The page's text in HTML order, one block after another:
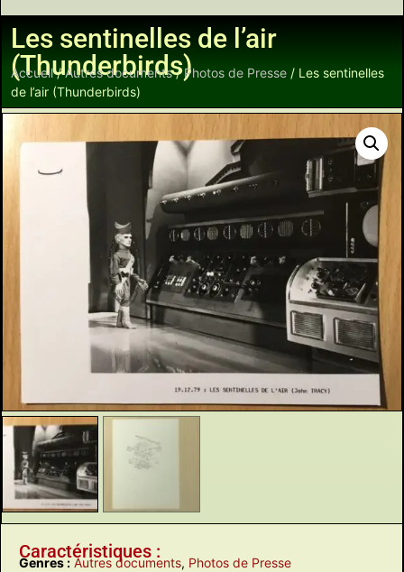
Les sentinelles de l’air
(Thunderbirds)
Accueil/Autres documents/Photos de Presse / Les sentinelles
de l’air (Thunderbirds)
Caractéristiques :
Genres : Autres documents, Photos de Presse